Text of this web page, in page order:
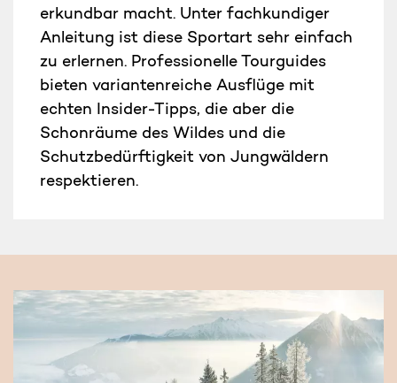
erkundbar macht. Unter fachkundiger
Anleitung ist diese Sportart sehr einfach
zu erlernen. Professionelle Tourguides
bieten variantenreiche Ausflüge mit
echten Insider-Tipps, die aber die
Schonräume des Wildes und die
Schutzbedürftigkeit von Jungwäldern
respektieren.